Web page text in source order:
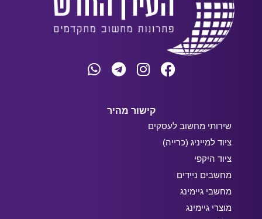
קישור מהיר
שירותי מחשוב לעסקים
ציוד למייניג (כרייה)
ציוד היקפי
מחשבים ניידים
מחשבי גיימינג
מוצרי גיימינג